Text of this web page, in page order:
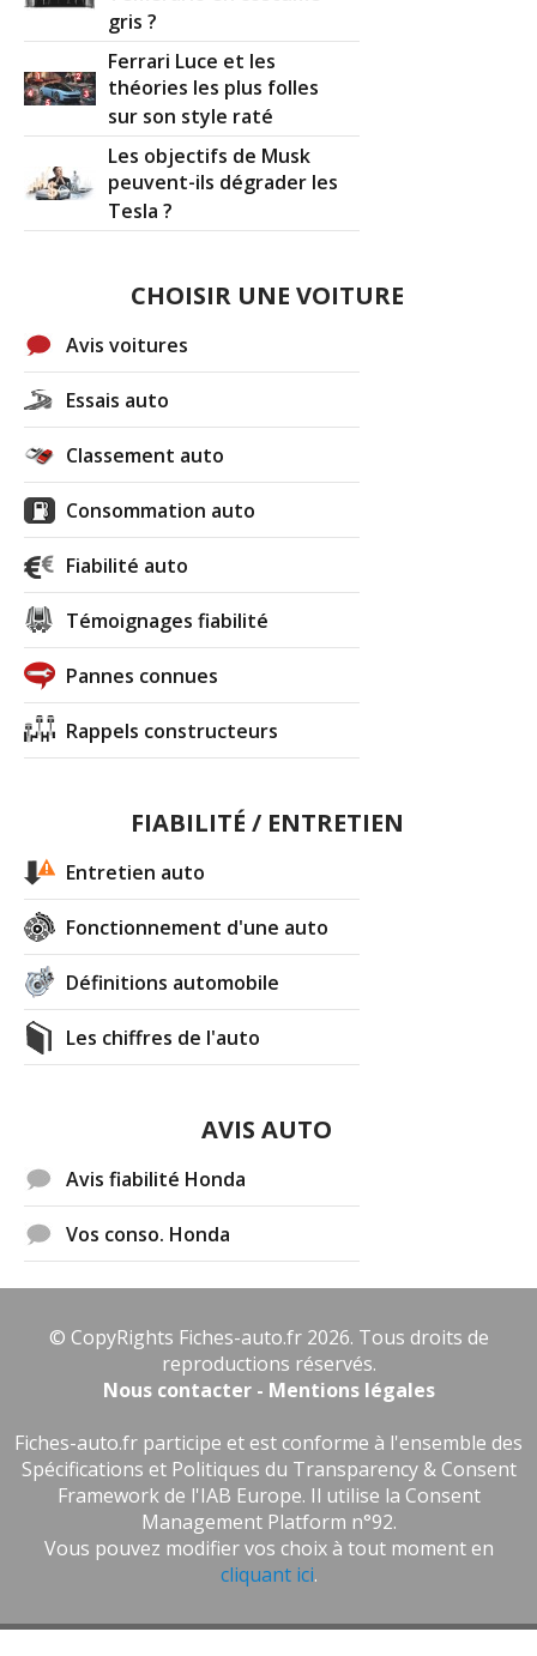
gris ?
Ferrari Luce et les
théories les plus folles
sur son style raté
Les objectifs de Musk
peuvent-ils dégrader les
Tesla ?
CHOISIR UNE VOITURE
Avis voitures
Essais auto
Classement auto
Consommation auto
Fiabilité auto
Témoignages fiabilité
Pannes connues
Rappels constructeurs
FIABILITÉ / ENTRETIEN
Entretien auto
Fonctionnement d'une auto
Définitions automobile
Les chiffres de l'auto
AVIS AUTO
Avis fiabilité Honda
Vos conso. Honda
© CopyRights Fiches-auto.fr 2026. Tous droits de
reproductions réservés.
Nous contacter - Mentions légales
Fiches-auto.fr participe et est conforme à l'ensemble des
Spécifications et Politiques du Transparency & Consent
Framework de l'IAB Europe. Il utilise la Consent
Management Platform n°92.
Vous pouvez modifier vos choix à tout moment en
cliquant ici.